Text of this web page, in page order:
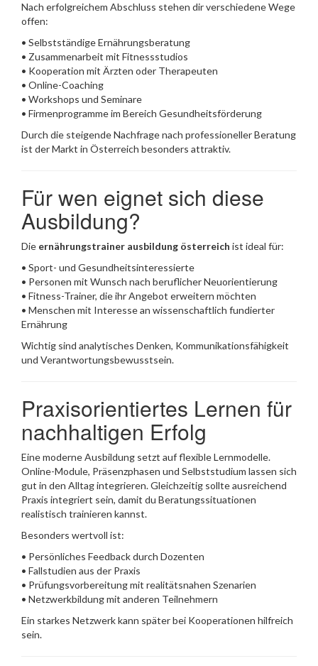
Nach erfolgreichem Abschluss stehen dir verschiedene Wege
offen:
• Selbstständige Ernährungsberatung
• Zusammenarbeit mit Fitnessstudios
• Kooperation mit Ärzten oder Therapeuten
• Online-Coaching
• Workshops und Seminare
• Firmenprogramme im Bereich Gesundheitsförderung
Durch die steigende Nachfrage nach professioneller Beratung
ist der Markt in Österreich besonders attraktiv.
Für wen eignet sich diese
Ausbildung?
Die ernährungstrainer ausbildung österreich ist ideal für:
• Sport- und Gesundheitsinteressierte
• Personen mit Wunsch nach beruflicher Neuorientierung
• Fitness-Trainer, die ihr Angebot erweitern möchten
• Menschen mit Interesse an wissenschaftlich fundierter
Ernährung
Wichtig sind analytisches Denken, Kommunikationsfähigkeit
und Verantwortungsbewusstsein.
Praxisorientiertes Lernen für
nachhaltigen Erfolg
Eine moderne Ausbildung setzt auf flexible Lernmodelle.
Online-Module, Präsenzphasen und Selbststudium lassen sich
gut in den Alltag integrieren. Gleichzeitig sollte ausreichend
Praxis integriert sein, damit du Beratungssituationen
realistisch trainieren kannst.
Besonders wertvoll ist:
• Persönliches Feedback durch Dozenten
• Fallstudien aus der Praxis
• Prüfungsvorbereitung mit realitätsnahen Szenarien
• Netzwerkbildung mit anderen Teilnehmern
Ein starkes Netzwerk kann später bei Kooperationen hilfreich
sein.